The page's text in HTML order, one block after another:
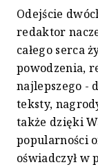
Odejście
redaktor
całego serca
powodzenia,
najlepszego -
teksty,
także dzięki
popularności
oświadczył w